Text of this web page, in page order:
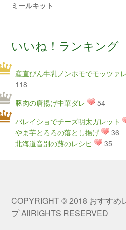
ミールキット
いいね！ランキング
産直びん牛乳ノンホモでモッツァ
118
豚肉の唐揚げ中華ダレ
54
バレイショでチーズ明太ガレット
やま芋とろろの落とし揚げ
36
北海道音別の蕗のレシピ
35
COPYRIGHT © 2018 おすすめ
プ AllRIGHTS RESERVED